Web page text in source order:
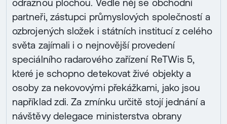
odraznou plochou. Vedle něj se obchodní
partneři, zástupci průmyslových společností a
ozbrojených složek i státních institucí z celého
světa zajímali i o nejnovější provedení
speciálního radarového zařízení ReTWis 5,
které je schopno detekovat živé objekty a
osoby za nekovovými překážkami, jako jsou
například zdi. Za zmínku určitě stojí jednání a
návštěvy delegace ministerstva obrany